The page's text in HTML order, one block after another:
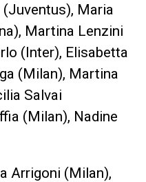
Maria
Martina Lenzini
(Inter), Elisabetta
(Milan), Martina
Salvai
(Milan), Nadine
Arrigoni (Milan),